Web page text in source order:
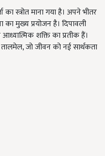
स्त्रोत माना गया है। अपने भीतर
का मुख्य प्रयोजन है। दिपावली
शक्ति का प्रतीक हैं।
जो जीवन को नई सार्थकता